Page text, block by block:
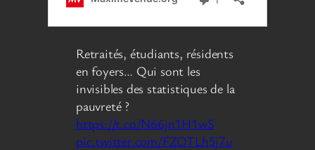
Retraités, étudiants, résidents
en foyers… Qui sont les
invisibles des statistiques de la
pauvreté ?
https://t.co/N66jn1H1wS
pic.twitter.com/FZOTLh5j7u